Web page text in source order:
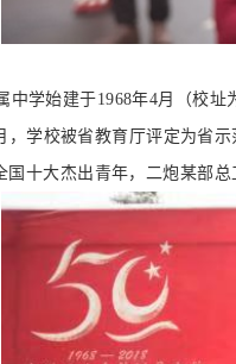
始建于1968年4月（校址
，学校被省教育厅评定为省
国十大杰出青年，二炮某部